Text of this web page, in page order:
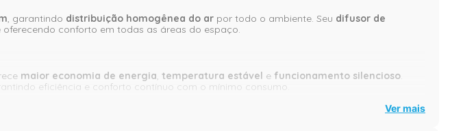
, garantindo distribuição homogênea do ar por todo o ambiente. Seu difusor de
conforto em todas as áreas do espaço.
maior economia de energia, temperatura estável e funcionamento silencioso.
eficiência e conforto contínuo com o mínimo consumo.
Ver mais